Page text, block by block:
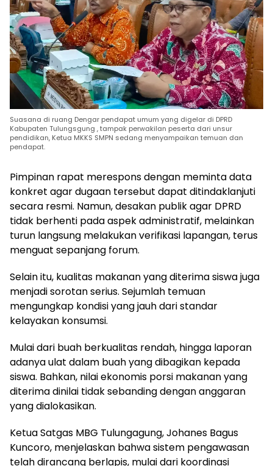
Suasana di ruang Dengar pendapat umum yang digelar di DPRD
Kabupaten Tulungsgung , tampak perwakilan peserta dari unsur
pendidikan, Ketua MKKS SMPN sedang menyampaikan temuan dan
pendapat.
Pimpinan rapat merespons dengan meminta data
konkret agar dugaan tersebut dapat ditindaklanjuti
secara resmi. Namun, desakan publik agar DPRD
tidak berhenti pada aspek administratif, melainkan
turun langsung melakukan verifikasi lapangan, terus
menguat sepanjang forum.
Selain itu, kualitas makanan yang diterima siswa juga
menjadi sorotan serius. Sejumlah temuan
mengungkap kondisi yang jauh dari standar
kelayakan konsumsi.
Mulai dari buah berkualitas rendah, hingga laporan
adanya ulat dalam buah yang dibagikan kepada
siswa. Bahkan, nilai ekonomis porsi makanan yang
diterima dinilai tidak sebanding dengan anggaran
yang dialokasikan.
Ketua Satgas MBG Tulungagung, Johanes Bagus
Kuncoro, menjelaskan bahwa sistem pengawasan
telah dirancang berlapis, mulai dari koordinasi